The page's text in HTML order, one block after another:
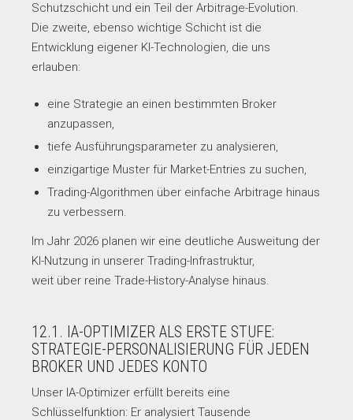
Schutzschicht und ein Teil der Arbitrage-Evolution.
Die zweite, ebenso wichtige Schicht ist die
Entwicklung eigener KI-Technologien, die uns
erlauben:
eine Strategie an einen bestimmten Broker
anzupassen,
tiefe Ausführungsparameter zu analysieren,
einzigartige Muster für Market-Entries zu suchen,
Trading-Algorithmen über einfache Arbitrage hinaus
zu verbessern.
Im Jahr 2026 planen wir eine deutliche Ausweitung der
KI-Nutzung in unserer Trading-Infrastruktur,
weit über reine Trade-History-Analyse hinaus.
12.1. IA-OPTIMIZER ALS ERSTE STUFE:
STRATEGIE-PERSONALISIERUNG FÜR JEDEN
BROKER UND JEDES KONTO
Unser IA-Optimizer erfüllt bereits eine
Schlüsselfunktion: Er analysiert Tausende